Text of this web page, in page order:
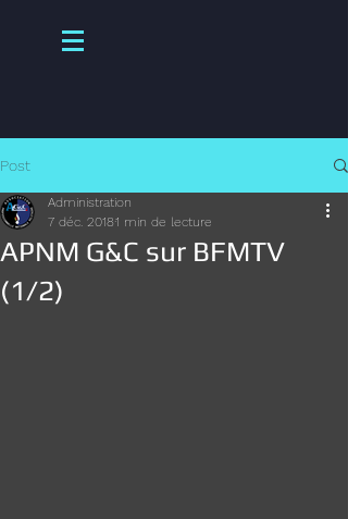
Post
APNM G&C sur BFMTV
(1/2)
Administration
7 déc. 20181 min de lecture